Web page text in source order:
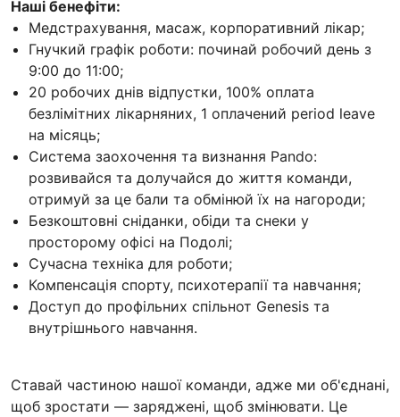
Наші бенефіти:
Медстрахування, масаж, корпоративний лікар;
Гнучкий графік роботи: починай робочий день з
9:00 до 11:00;
20 робочих днів відпустки, 100% оплата
безлімітних лікарняних, 1 оплачений period leave
на місяць;
Система заохочення та визнання Pando:
розвивайся та долучайся до життя команди,
отримуй за це бали та обмінюй їх на нагороди;
Безкоштовні сніданки, обіди та снеки у
просторому офісі на Подолі;
Сучасна техніка для роботи;
Компенсація спорту, психотерапії та навчання;
Доступ до профільних спільнот Genesis та
внутрішнього навчання.
Ставай частиною нашої команди, адже ми об'єднані,
щоб зростати — заряджені, щоб змінювати. Це